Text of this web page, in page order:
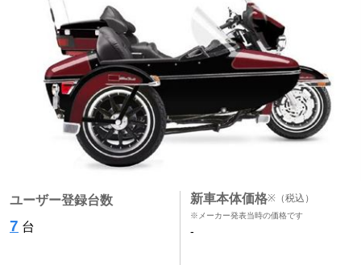
ユーザー登録台数
7 台
新車本体価格※ （税込）
※メーカー発表当時の価格です
-